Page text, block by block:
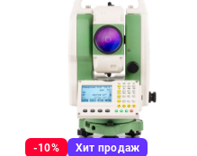
-10% Хит продаж